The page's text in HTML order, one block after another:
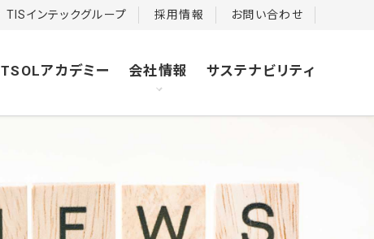
TISインテックグループ 採用情報 お問い合わせ
TSOLアカデミー 会社情報 サステナビリティ
ソリューション＆サービス